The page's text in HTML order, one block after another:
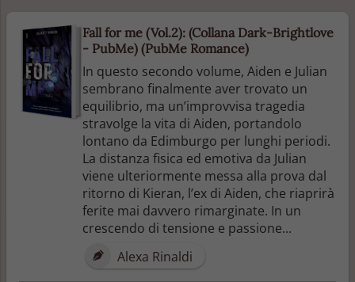
Fall for me (Vol.2): (Collana Dark-Brightlove
- PubMe) (PubMe Romance)
In questo secondo volume, Aiden e Julian
sembrano finalmente aver trovato un
equilibrio, ma un’improvvisa tragedia
stravolge la vita di Aiden, portandolo
lontano da Edimburgo per lunghi periodi.
La distanza fisica ed emotiva da Julian
viene ulteriormente messa alla prova dal
ritorno di Kieran, l’ex di Aiden, che riaprirà
ferite mai davvero rimarginate. In un
crescendo di tensione e passione...
Alexa Rinaldi